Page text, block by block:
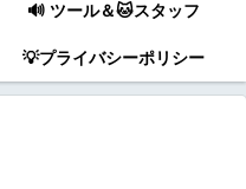
🔊 ツール＆🐱スタッフ
💡プライバシーポリシー